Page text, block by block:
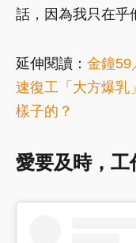
話，因為我只在乎
延伸閱讀： 金鐘59
速復工「大方爆乳
樣子的？
愛要及時，工